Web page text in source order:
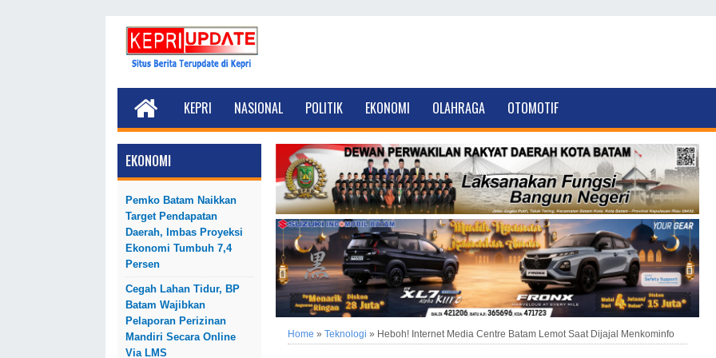
KEPRI NASIONAL POLITIK EKONOMI OLAHRAGA OTOMOTIF
EKONOMI
Pemko Batam Naikkan
Target Pendapatan
Daerah, Imbas Proyeksi
Ekonomi Tumbuh 7,4
Persen
Cegah Lahan Tidur, BP
Batam Wajibkan
Pelaporan Perizinan
Mandiri Secara Online
Via LMS
Home » Teknologi » Heboh! Internet Media Centre Batam Lemot Saat Dijajal Menkominfo